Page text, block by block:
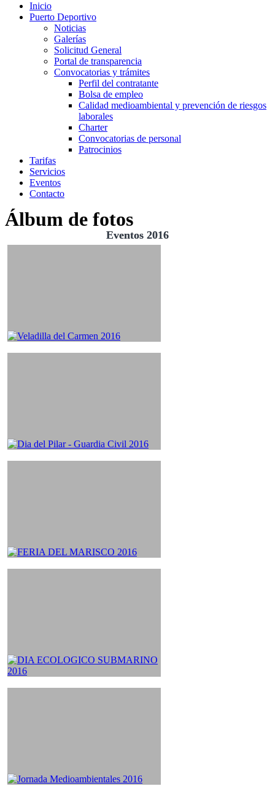
Inicio
Puerto Deportivo
Noticias
Galerías
Solicitud General
Portal de transparencia
Convocatorias y trámites
Perfil del contratante
Bolsa de empleo
Calidad medioambiental y prevención de riesgos
laborales
Charter
Convocatorias de personal
Patrocinios
Tarifas
Servicios
Eventos
Contacto
Álbum de fotos
Eventos 2016